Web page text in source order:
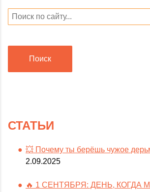
Поиск
СТАТЬИ
💥 Почему ты берёшь чужое
2.09.2025
🔥 1 СЕНТЯБРЯ: ДЕНЬ, КОГДА